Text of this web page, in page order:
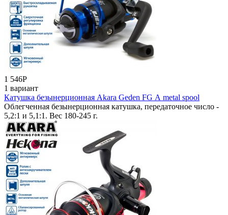
1 546Р
1 вариант
Катушка безынерционная Akara Geden FG А metal spool
Облегченная безынерционная катушка, передаточное число -
5,2:1 и 5,1:1. Вес 180-245 г.